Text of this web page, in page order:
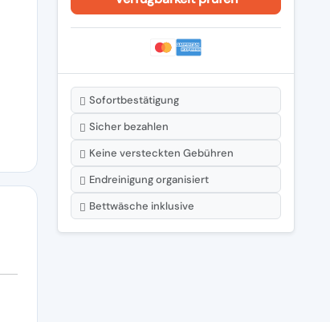
Sofortbestätigung
Sicher bezahlen
Keine versteckten Gebühren
Endreinigung organisiert
Bettwäsche inklusive